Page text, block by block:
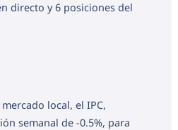
directo y 6 posiciones del
local, el IPC,
semanal de -0.5%, para